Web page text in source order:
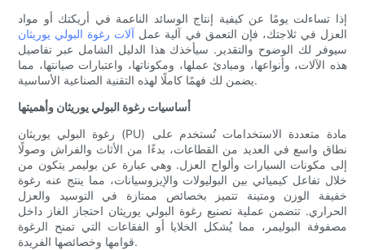
إذا تساءلت يومًا عن كيفية إنتاج الوسائد الناعمة في أريكتك أو مواد
العزل في ثلاجتك، فإن التعمق في آلية عمل آلات رغوة البولي يوريثان
سيوفر لك الوضوح والتقدير. سيأخذك هذا الدليل الشامل عبر تفاصيل
هذه الآلات، وأنواعها، ومبادئ عملها، ومكوناتها، واعتبارات صيانتها، مما
يضمن لك فهمًا كاملًا لهذه التقنية الصناعية الأساسية.
أساسيات رغوة البولي يوريثان وأهميتها
رغوة البولي يوريثان (PU) مادة متعددة الاستخدامات تُستخدم على
نطاق واسع في العديد من القطاعات، بدءًا من الأثاث والفراش وصولًا
إلى مكونات السيارات وألواح العزل. وهي عبارة عن بوليمر يتكون من
خلال تفاعل كيميائي بين البوليولات والإيزوسيانات، مما ينتج عنه رغوة
خفيفة الوزن ومتينة تتميز بخصائص ممتازة في التوسيد والعزل
الحراري. تتضمن عملية تصنيع رغوة البولي يوريثان احتجاز الغاز داخل
مصفوفة البوليمر، مما يُشكل الخلايا أو الفقاعات التي تمنح الرغوة
قوامها وخصائصها الفريدة.